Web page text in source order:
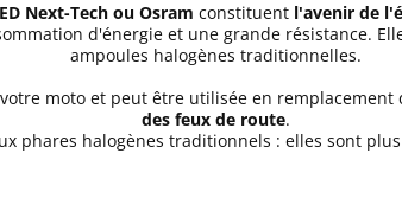
Next-Tech ou Osram constituent l'avenir de
d'énergie et une grande résistance.
ampoules halogènes traditionnelles.
moto et peut être utilisée en remplacement
des feux de route.
phares halogènes traditionnels : elles sont